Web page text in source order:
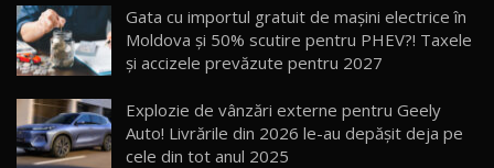
15 14:37
16
AutoBlogMD
13:10
Gata cu importul gratuit de mașini electrice în
Moldova și 50% scutire pentru PHEV?! Taxele
și accizele prevăzute pentru 2027
Explozie de vânzări externe pentru Geely
Auto! Livrările din 2026 le-au depășit deja pe
cele din tot anul 2025